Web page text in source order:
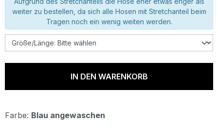
weiter zu bestellen, da sich alle Hosen mit Stretchanteil beim
Tragen noch ein wenig weiten werden.
IN DEN WARENKORB
Farbe: Blau angewaschen